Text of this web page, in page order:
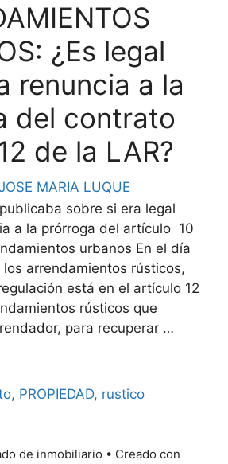
¿Es legal
renuncia a la
del contrato
de la LAR?
MARIA LUQUE
sobre si era legal
a la prórroga del artículo 10
urbanos En el día
arrendamientos rústicos,
está en el artículo 12
rústicos que
para recuperar …
, PROPIEDAD, rustico
de inmobiliario • Creado con